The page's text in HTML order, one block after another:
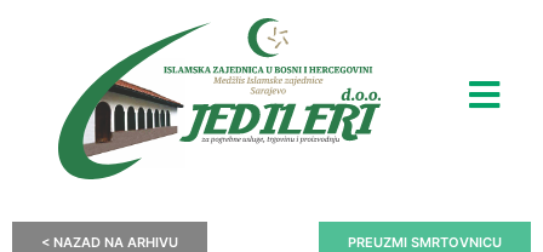
< NAZAD NA ARHIVU PREUZMI SMRTOVNICU